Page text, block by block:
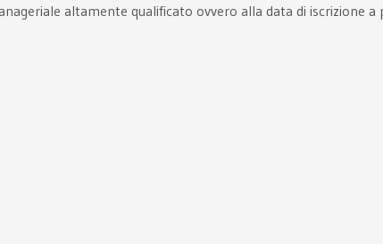
altamente qualificato ovvero alla data di iscrizione